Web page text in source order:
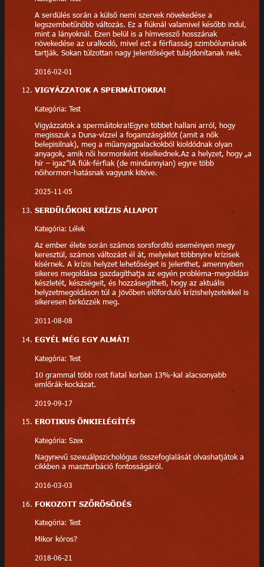
A serdülés során a külső nemi szervek növekedése a
legszembetűnőbb változás. Ez a fiúknál valamivel később indul,
mint a lányoknál. Ezen belül is a hímvessző hosszának
növekedése az uralkodó, mivel ezt a férfiasság szimbólumának
tartják. Sokan túlzottan nagy jelentőséget tulajdonítanak neki.
2016-02-01
VIGYÁZZATOK A SPERMÁITOKRA!
Kategória: Test
Vigyázzatok a spermáitokra!Egyre többet hallani arról, hogy
megisszuk a Duna-vízzel a fogamzásgátlót (amit a nők
belepisilnak), meg a műanyagpalackokból kioldódnak olyan
anyagok, amik női hormonként viselkednek.Az a helyzet, hogy „a
hír – igaz”!A fiúk-férfiak (de mindannyian) egyre több
nőihormon-hatásnak vagyunk kitéve.
2025-11-05
SERDÜLŐKORI KRÍZIS ÁLLAPOT
Kategória: Lélek
Az ember élete során számos sorsfordító eseményen megy
keresztül, számos változást él át, melyeket többnyire krízisek
kísérnek. A krízis helyzet lehetőséget is jelenthet, amennyiben
sikeres megoldása gazdagíthatja az egyén probléma-megoldási
készletét, készségeit, és hozzásegítheti, hogy az aktuális
helyzetmegoldáson túl a jövőben előforduló krízishelyzetekkel is
sikeresen birkózzék meg.
2011-08-08
EGYÉL MÉG EGY ALMÁT!
Kategória: Test
10 grammal több rost fiatal korban 13%-kal alacsonyabb
emlőrák-kockázat.
2019-09-17
EROTIKUS ÖNKIELÉGÍTÉS
Kategória: Szex
Nagynevű szexuálpszichológus összefoglalását olvashatjátok a
cikkben a maszturbáció fontosságáról.
2016-03-03
FOKOZOTT SZŐRÖSÖDÉS
Kategória: Test
Mikor kóros?
2018-06-21